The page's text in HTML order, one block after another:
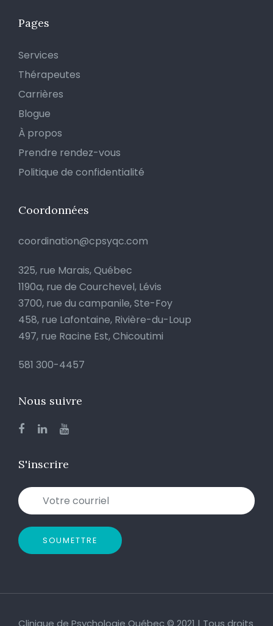
Pages
Services
Thérapeutes
Carrières
Blogue
À propos
Prendre rendez-vous
Politique de confidentialité
Coordonnées
coordination@cpsyqc.com
325, rue Marais, Québec
1190a, rue de Courchevel, Lévis
3700, rue du campanile, Ste-Foy
458, rue Lafontaine, Rivière-du-Loup
497, rue Racine Est, Chicoutimi
581 300-4457
Nous suivre
S'inscrire
SOUMETTRE